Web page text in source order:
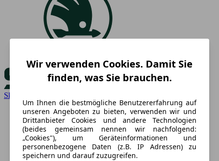
Skoda
Wir verwenden Cookies. Damit Sie
finden, was Sie brauchen.
Um Ihnen die bestmögliche Benutzererfahrung auf
unseren Angeboten zu bieten, verwenden wir und
Drittanbieter Cookies und andere Technologien
(beides gemeinsam nennen wir nachfolgend:
„Cookies"), um Geräteinformationen und
personenbezogene Daten (z.B. IP Adressen) zu
speichern und darauf zuzugreifen.